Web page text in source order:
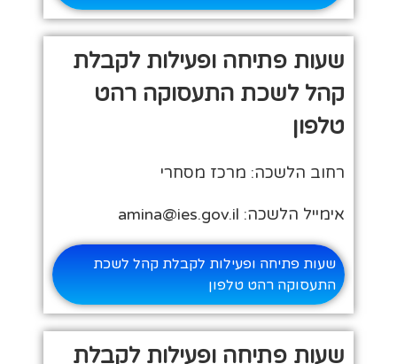
שעות פתיחה ופעילות לקבלת
קהל לשכת התעסוקה רהט
טלפון
רחוב הלשכה: מרכז מסחרי
אימייל הלשכה: amina@ies.gov.il
שעות פתיחה ופעילות לקבלת קהל לשכת
התעסוקה רהט טלפון
שעות פתיחה ופעילות לקבלת